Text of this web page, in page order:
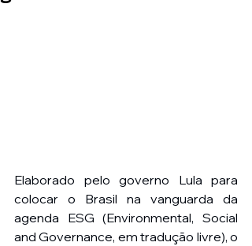
Elaborado pelo governo Lula para
colocar o Brasil na vanguarda da
agenda ESG (Environmental, Social
and Governance, em tradução livre), o